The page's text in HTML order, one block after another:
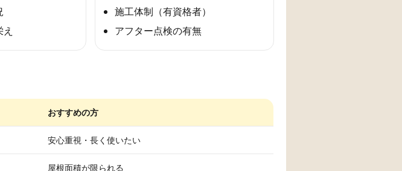
施工体制（有資格者）
アフター点検の有無
おすすめの方
安心重視・長く使いたい
屋根面積が限られる